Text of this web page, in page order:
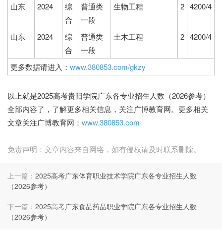
山东 2024
综
合
普通类
一段
生物工程 2 4200/4
山东 2024
综
合
普通类
一段
土木工程 2 4200/4
更多数据请进入： www.380853.com/gkzy
以上就是2025高考贵阳学院广东各专业招生人数（2026参考）
全部内容了，了解更多相关信息，关注广博教育网。更多相关
文章关注广博教育网： www.380853.com
免责声明：文章内容来自网络，如有侵权请及时联系删除。
上一篇： 2025高考广东体育职业技术学院广东各专业招生人数
（2026参考）
下一篇： 2025高考广东食品药品职业学院广东各专业招生人数
（2026参考）